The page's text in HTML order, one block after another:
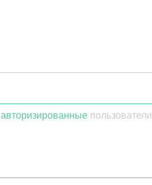
авторизированные пользователи